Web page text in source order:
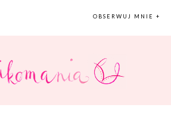
OBSERWUJ MNIE +